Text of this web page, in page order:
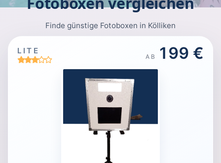
Finde günstige Fotoboxen in Kölliken
LITE
AB 199 €